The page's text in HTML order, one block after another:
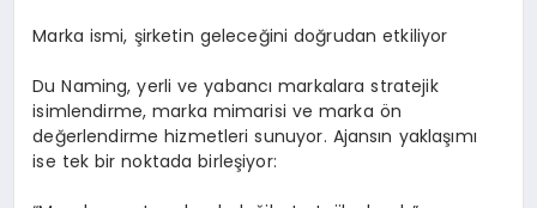
Marka ismi, şirketin geleceğini doğrudan etkiliyor
Du Naming, yerli ve yabancı markalara stratejik
isimlendirme, marka mimarisi ve marka ön
değerlendirme hizmetleri sunuyor. Ajansın yaklaşımı
ise tek bir noktada birleşiyor: